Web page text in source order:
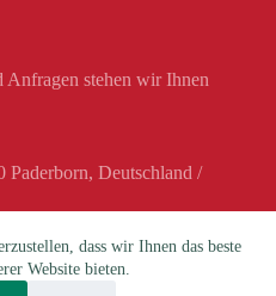
dass wir Ihnen das beste
Website bieten.
stehen wir Ihnen
Paderborn, Deutschland /
0